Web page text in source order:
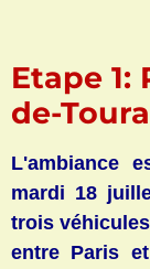
Etape 1:
de-
L'ambiance
mardi 18
trois
entre Paris